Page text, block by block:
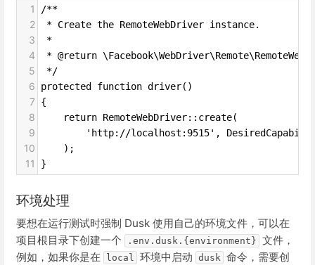
1 /**
2 * Create the RemoteWebDriver instance.
3 *
4 * @return
5 */
6 protected function driver()
7 {
8
    return RemoteWebDriver::create(
9
'http://localhost:9515',
10
    );
11 }
环境处理
要想在运行测试时强制 Dusk 使用自己的环境文件，可以在
项目根目录下创建一个
.env.dusk.{environment} 文件，
例如，如果你是在
local 环境中启动 dusk 命令，需要创